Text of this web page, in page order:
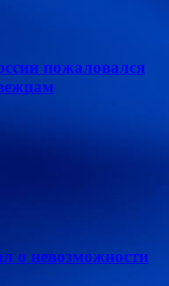
пожаловался
о невозможности